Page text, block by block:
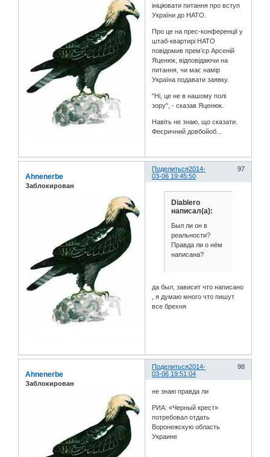
ініціювати питання про вступ
України до НАТО.
Про це на прес-конференції у
штаб-квартирі НАТО
повідомив прем’єр Арсеній
Яценюк, відповідаючи на
питання, чи має намір
Україна подавати заявку.
"Ні, це не в нашому полі
зору", - сказав Яценюк.
Навіть не знаю, що сказати.
Феєричний довбойоб...
Поделиться 97
2014-
03-06 19:45:50
Ahnenerbe
Заблокирован
Diablero
написал(а):
Был ли он в
реальности?
Правда ли о нём
написана?
да был, зависит что написано
, я думаю много что пишут
все брехня
Поделиться 98
2014-
03-06 19:51:04
Ahnenerbe
Заблокирован
не знаю правда ли
РИА: «Черный крест»
потребовал отдать
Воронежскую область
Украине